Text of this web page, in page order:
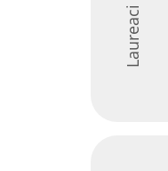
Laureaci